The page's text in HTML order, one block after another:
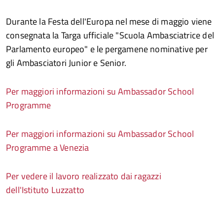
Durante la Festa dell'Europa nel mese di maggio viene
consegnata la Targa ufficiale "Scuola Ambasciatrice del
Parlamento europeo" e le pergamene nominative per
gli Ambasciatori Junior e Senior.
Per maggiori informazioni su Ambassador School
Programme
Per maggiori informazioni su Ambassador School
Programme a Venezia
Per vedere il lavoro realizzato dai ragazzi
dell'Istituto Luzzatto